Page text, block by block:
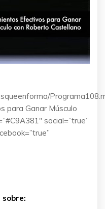
para Ganar Músculo
social=”true”